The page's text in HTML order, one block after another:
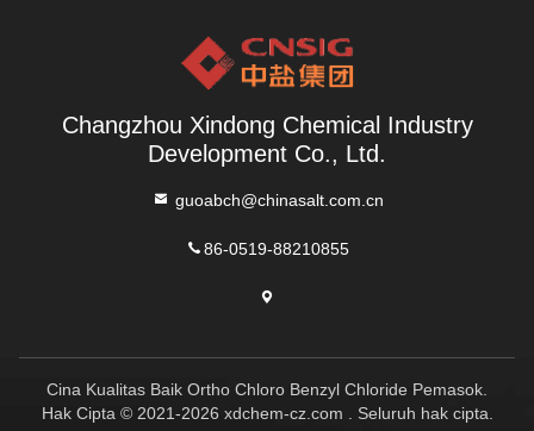
Changzhou Xindong Chemical Industry
Development Co., Ltd.
guoabch@chinasalt.com.cn
86-0519-88210855
Cina Kualitas Baik Ortho Chloro Benzyl Chloride Pemasok.
Hak Cipta © 2021-2026 xdchem-cz.com . Seluruh hak cipta.